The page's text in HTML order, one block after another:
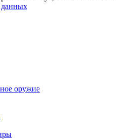
данных
оружие